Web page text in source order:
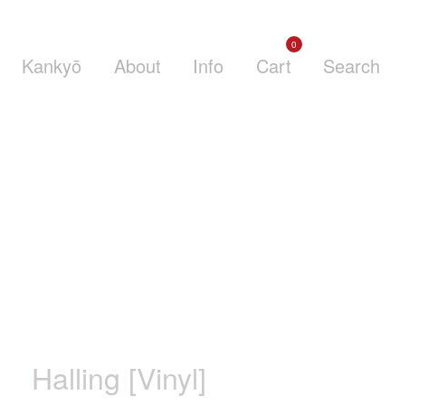
Kankyō About Info Cart
0
Search
Halling [Vinyl]